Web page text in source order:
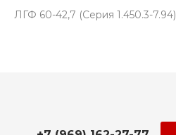
ЛГФ 60-42,7 (Серия 1.450.3-7.94)